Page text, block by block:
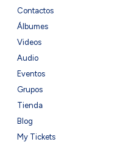
Contactos
Álbumes
Videos
Audio
Eventos
Grupos
Tienda
Blog
My Tickets